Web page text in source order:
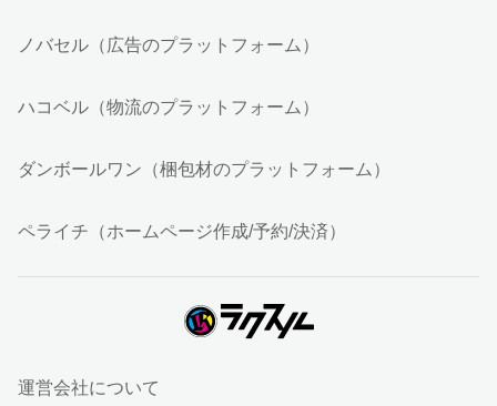
ノバセル（広告のプラットフォーム）
ハコベル（物流のプラットフォーム）
ダンボールワン（梱包材のプラットフォーム）
ペライチ（ホームページ作成/予約/決済）
運営会社について